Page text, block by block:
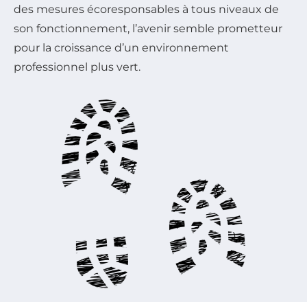
des mesures écoresponsables à tous niveaux de
son fonctionnement, l’avenir semble prometteur
pour la croissance d’un environnement
professionnel plus vert.